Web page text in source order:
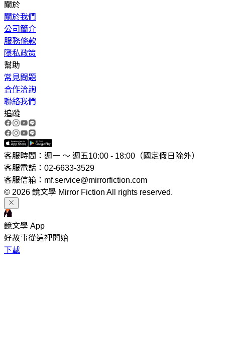
關於
關於我們
公司簡介
服務條款
隱私政策
幫助
常見問題
合作洽詢
聯絡我們
追蹤
客服時間：週一 ～ 週五10:00 - 18:00（國定假日除外）
客服電話：02-6633-3529
客服信箱：mf.service@mirrorfiction.com
© 2026 鏡文學 Mirror Fiction All rights reserved.
鏡文學 App
好故事從這裡開始
下載